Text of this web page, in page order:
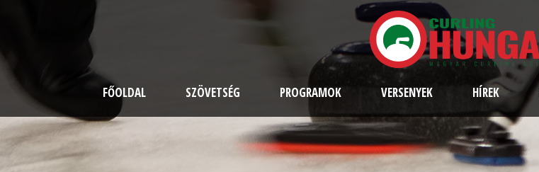
FŐOLDAL SZÖVETSÉG PROGRAMOK VERSENYEK HÍREK